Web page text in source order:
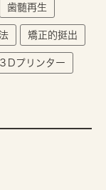
歯髄再生
矯正的挺出
３Dプリンター